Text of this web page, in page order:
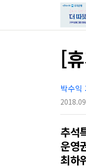
[
박수익
추석
운영
최하